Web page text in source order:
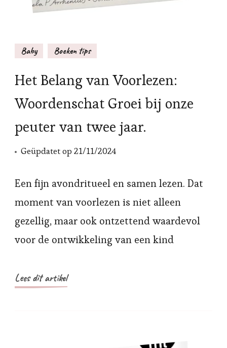
Baby Boeken tips
Het Belang van Voorlezen:
Woordenschat Groei bij onze
peuter van twee jaar.
Geüpdatet op 21/11/2024
Een fijn avondritueel en samen lezen. Dat
moment van voorlezen is niet alleen
gezellig, maar ook ontzettend waardevol
voor de ontwikkeling van een kind
Lees dit artikel